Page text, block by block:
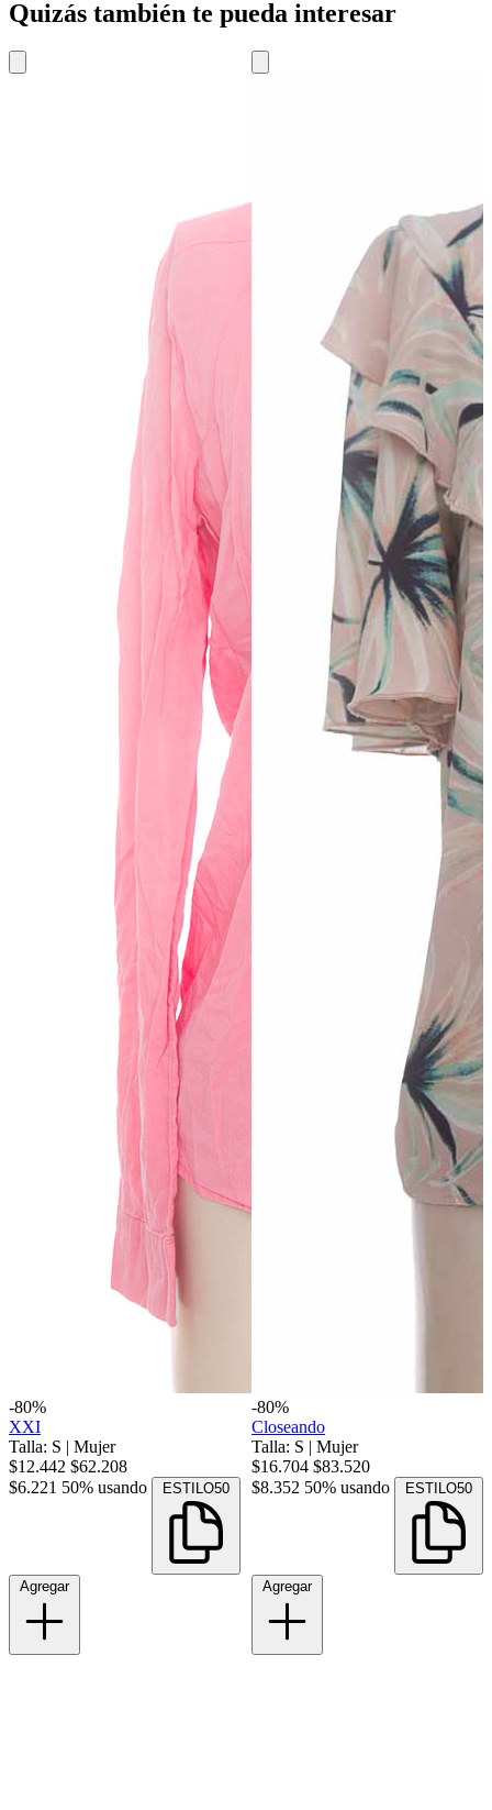
Quizás también te pueda interesar
-80%
XXI
Talla: S | Mujer
$12.442 $62.208
$6.221 50% usando ESTILO50
Agregar
-80%
Closeando
Talla: S | Mujer
$16.704 $83.520
$8.352 50% usando ESTILO50
Agregar